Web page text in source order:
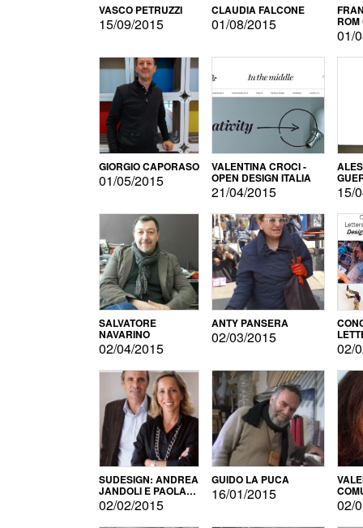
VASCO PETRUZZI
15/09/2015
CLAUDIA FALCONE
01/08/2015
01/
GIORGIO CAPORASO
01/05/2015
VALENTINA CROCI -
OPEN DESIGN ITALIA
21/04/2015 15/
SALVATORE
NAVARINO
02/04/2015
ANTY PANSERA
02/03/2015
02/
SUDESIGN: ANDREA
JANDOLI E PAOLA
PISAPIA
02/02/2015
GUIDO LA PUCA
16/01/2015
02/